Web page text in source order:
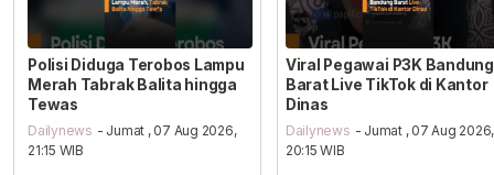
Polisi Diduga Terobos Lampu
Merah Tabrak Balita hingga
Tewas
Dailynews - Jumat , 07 Aug 2026,
21:15 WIB
Viral Pegawai P3K Bandung
Barat Live TikTok di Kantor
Dinas
Dailynews - Jumat , 07 Aug 2026,
20:15 WIB